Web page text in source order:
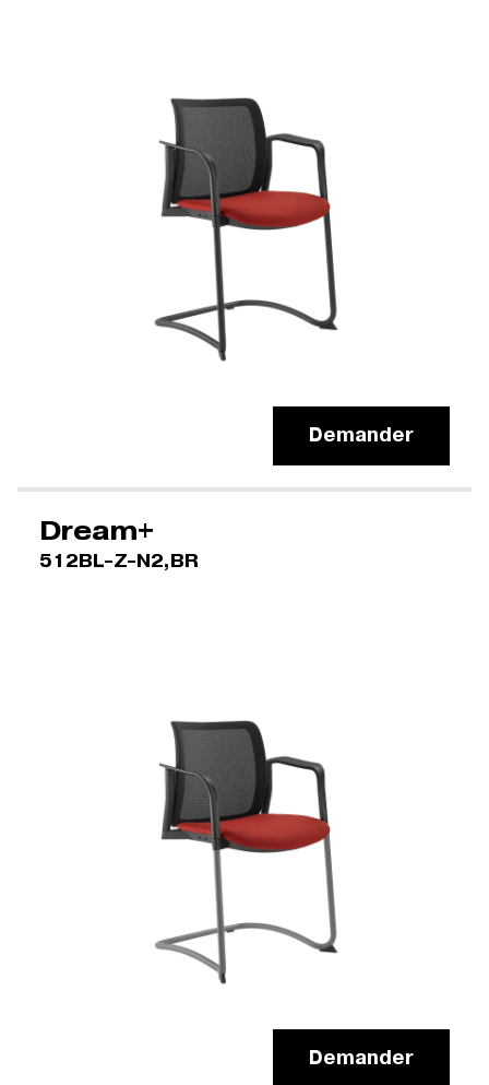
Demander
Dream+
512BL-Z-N2,BR
Demander